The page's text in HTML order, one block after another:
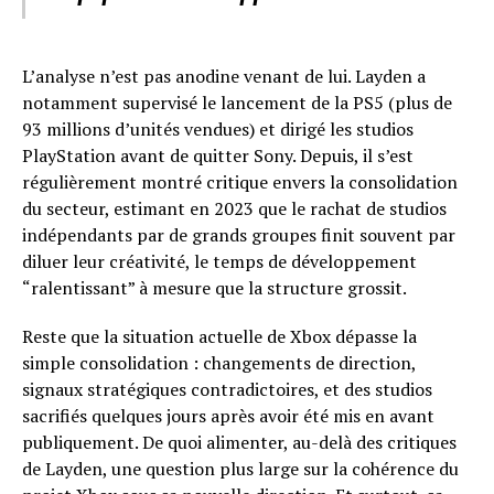
L’analyse n’est pas anodine venant de lui. Layden a
notamment supervisé le lancement de la PS5 (plus de
93 millions d’unités vendues) et dirigé les studios
PlayStation avant de quitter Sony. Depuis, il s’est
régulièrement montré critique envers la consolidation
du secteur, estimant en 2023 que le rachat de studios
indépendants par de grands groupes finit souvent par
diluer leur créativité, le temps de développement
“ralentissant” à mesure que la structure grossit.
Reste que la situation actuelle de Xbox dépasse la
simple consolidation : changements de direction,
signaux stratégiques contradictoires, et des studios
sacrifiés quelques jours après avoir été mis en avant
publiquement. De quoi alimenter, au-delà des critiques
de Layden, une question plus large sur la cohérence du